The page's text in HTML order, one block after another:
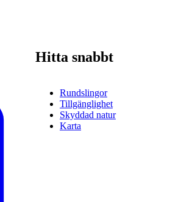
Hitta snabbt
Rundslingor
Tillgänglighet
Skyddad natur
Karta